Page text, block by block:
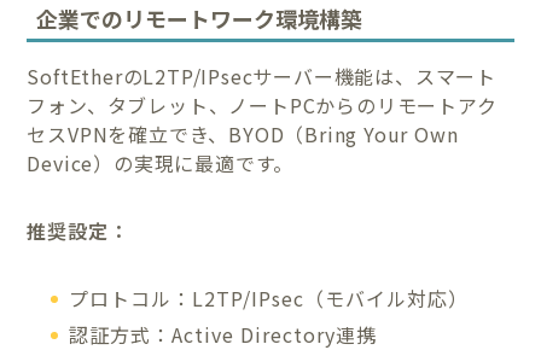
企業でのリモートワーク環境構築
SoftEtherのL2TP/IPsecサーバー機能は、スマート
フォン、タブレット、ノートPCからのリモートアク
セスVPNを確立でき、BYOD（Bring Your Own
Device）の実現に最適です。
推奨設定：
プロトコル：L2TP/IPsec（モバイル対応）
認証方式：Active Directory連携